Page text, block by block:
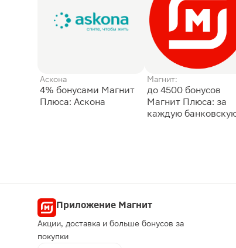
Аскона
4% бонусами Магнит
Плюса: Аскона
Магнит:
до 4500 бонусов
Магнит Плюса: за
каждую
Приложение Магнит
Акции, доставка и больше бонусов за
покупки